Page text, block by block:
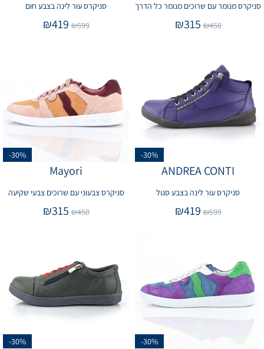
סניקרס מנומר עם שרוכים מנומר כל הדרך
₪450
₪315
סניקרס עור לינה בצבע חום
₪599
₪419
-30%
ANDREA CONTI
סניקרס עור לינה בצבע סגול
₪599
₪419
-30%
Mayori
סניקרס צבעוני עם שרוכים צבעי שקיעה
₪450
₪315
-30%
-30%